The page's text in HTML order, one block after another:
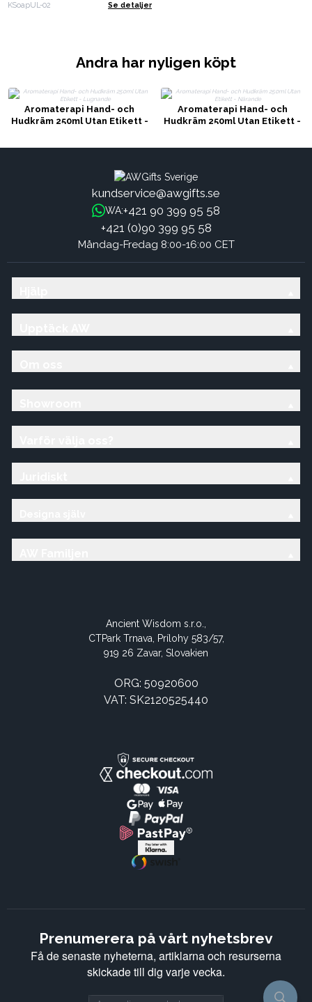
KSoapUL-02 Se detaljer
Andra har nyligen köpt
Aromaterapi Hand- och
Hudkräm 250ml Utan Etikett -
Aromaterapi Hand- och
Hudkräm 250ml Utan Etikett -
kundservice@awgifts.se
WA:+421 90 399 95 58
+421 (0)90 399 95 58
Måndag-Fredag 8:00-16:00 CET
Ancient Wisdom s.r.o.,
CTPark Trnava, Prílohy 583/57,
919 26 Zavar, Slovakien
ORG: 50920600
VAT: SK2120525440
Prenumerera på vårt nyhetsbrev
Få de senaste nyheterna, artiklarna och resurserna
skickade till dig varje vecka.